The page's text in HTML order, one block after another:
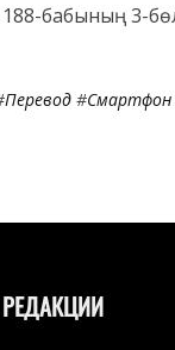
бабының 3-
Перевод #Смартфон